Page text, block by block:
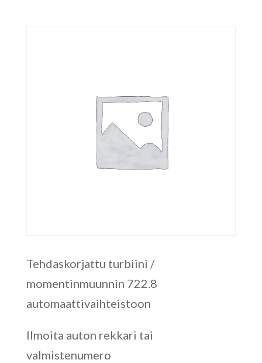
Tehdaskorjattu turbiini /
momentinmuunnin 722.8
automaattivaihteistoon
Ilmoita auton rekkari tai
valmistenumero